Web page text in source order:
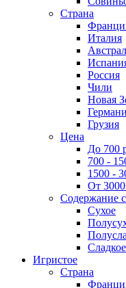
Страна
Италия
Россия
Чили
Новая
Грузия
Цена
До 700
700 -
1500 -
От
Содержание
Сухое
Сладкое
Игристое
Страна